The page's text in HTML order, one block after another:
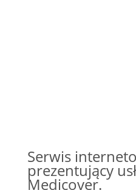
Serwis
prezentujący
Medicover.